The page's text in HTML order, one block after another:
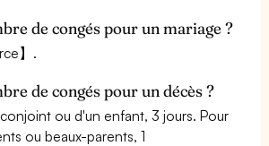
de congés pour un mariage ?
】.
de congés pour un décès ?
ou d'un enfant, 3 jours. Pour
ou beaux-parents, 1